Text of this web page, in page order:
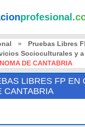
profesional
» Pruebas Libres
Socioculturales y
DE CANTABRIA
LIBRES FP EN
CANTABRIA